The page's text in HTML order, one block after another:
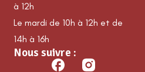
à 12h
Le mardi de 10h à 12h et de
14h à 16h
Nous suivre :